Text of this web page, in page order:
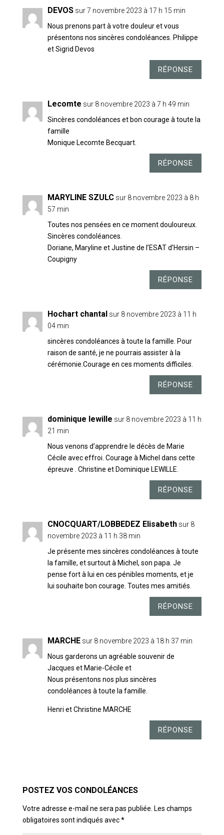
DEVOS sur 7 novembre 2023 à 17 h 15 min
Nous prenons part à votre douleur et vous
présentons nos sincères condoléances. Philippe
et Sigrid Devos
RÉPONSE
Lecomte sur 8 novembre 2023 à 7 h 49 min
Sincères condoléances et bon courage à toute la
famille
Monique Lecomte Becquart.
RÉPONSE
MARYLINE SZULC sur 8 novembre 2023 à 8 h
57 min
Toutes nos pensées en ce moment douloureux.
Sincères condoléances.
Doriane, Maryline et Justine de l’ESAT d’Hersin –
Coupigny
RÉPONSE
Hochart chantal sur 8 novembre 2023 à 11 h
04 min
sincères condoléances à toute la famille. Pour
raison de santé, je ne pourrais assister à la
cérémonie.Courage en ces moments difficiles.
RÉPONSE
dominique lewille sur 8 novembre 2023 à 11 h
21 min
Nous venons d’apprendre le décès de Marie
Cécile avec effroi. Courage à Michel dans cette
épreuve . Christine et Dominique LEWILLE.
RÉPONSE
CNOCQUART/LOBBEDEZ Elisabeth sur 8
novembre 2023 à 11 h 38 min
Je présente mes sincères condoléances à toute
la famille, et surtout à Michel, son papa. Je
pense fort à lui en ces pénibles moments, et je
lui souhaite bon courage. Toutes mes amitiés.
RÉPONSE
MARCHE sur 8 novembre 2023 à 18 h 37 min
Nous garderons un agréable souvenir de
Jacques et Marie-Cécile et
Nous présentons nos plus sincères
condoléances à toute la famille.
Henri et Christine MARCHE
RÉPONSE
Votre adresse e-mail ne sera pas publiée. Les champs
obligatoires sont indiqués avec*